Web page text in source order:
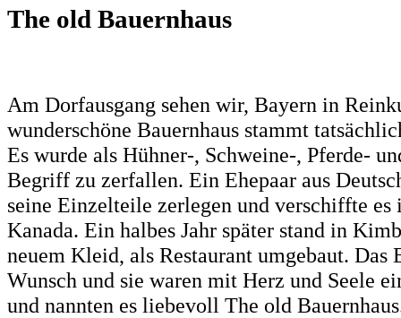
The old Bauernhaus
Am Dorfausgang sehen wir, Bayern in
wunderschöne Bauernhaus stammt
Es wurde als Hühner-, Schweine-, Pferde-
Begriff zu zerfallen. Ein Ehepaar aus
seine Einzelteile zerlegen und verschiffte es
Kanada. Ein halbes Jahr später stand in
neuem Kleid, als Restaurant umgebaut. Das
Wunsch und sie waren mit Herz und Seele
und nannten es liebevoll The old